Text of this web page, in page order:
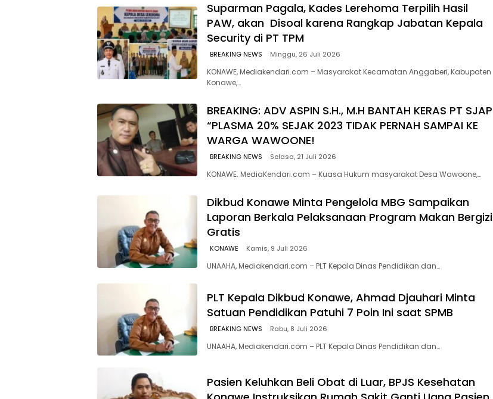
Suparman Pagala, Kades Lerehoma Terpilih Hasil
PAW, akan Disoal karena Rangkap Jabatan Kepala
Security di PT TPM
BREAKING NEWS Minggu, 26 Juli 2026
KONAWE, Mediakendari.com – Masyarakat Kecamatan Anggaberi, Kabupaten
Konawe,…
BREAKING: ADV ASPIN S.H., M.H BANTAH KERAS PT SJAP
“PLASMA 20% SEJAK 2023 TIDAK PERNAH SAMPAI KE
WARGA WAWOONE!
BREAKING NEWS Selasa, 21 Juli 2026
KONAWE. MediaKendari.com – Kuasa Hukum masyarakat Desa Wawoone,…
Dikbud Konawe Minta Pengelola MBG Sampaikan
Laporan Berkala Pelaksanaan Program Makan Bergizi
Gratis
KONAWE Kamis, 9 Juli 2026
UNAAHA, Mediakendari.com – PLT Kepala Dinas Pendidikan dan…
PLT Kepala Dikbud Konawe, Ahmad Djauhari Minta
Satuan Pendidikan Patuhi 7 Poin Ini saat SPMB
BREAKING NEWS Rabu, 8 Juli 2026
UNAAHA, Mediakendari.com – PLT Kepala Dinas Pendidikan dan…
Pasien Keluhkan Beli Obat di Luar, BPJS Kesehatan